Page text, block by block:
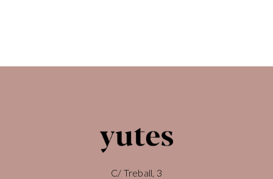
C/ Treball, 3